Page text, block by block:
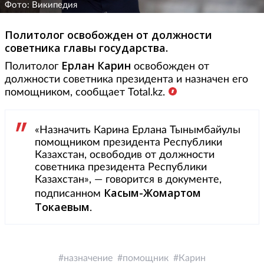
Фото: Википедия
Политолог освобожден от должности
советника главы государства.
Политолог Ерлан Карин освобожден от
должности советника президента и назначен его
помощником, сообщает Total.kz.
«Назначить Карина Ерлана Тынымбайулы
помощником президента Республики
Казахстан, освободив от должности
советника президента Республики
Казахстан», — говорится в документе,
подписанном Касым-Жомартом
Токаевым.
назначение помощник Карин